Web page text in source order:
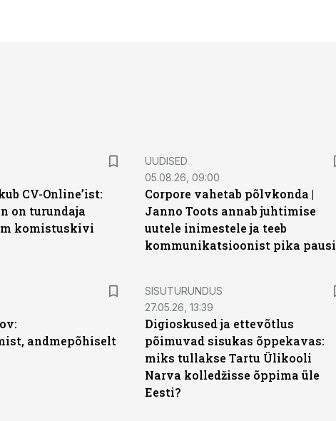
CV-Online’ist:
on turundaja
komistuskivi
UUDISED
05.08.26, 09:00
Corpore vahetab põlvkonda |
Janno Toots annab juhtimise
uutele inimestele ja teeb
kommunikatsioonist pika pausi
andmepõhiselt
ST
SISUTURUNDUS
27.05.26, 13:39
Digioskused ja ettevõtlus
põimuvad sisukas õppekavas:
miks tullakse Tartu Ülikooli
Narva kolledžisse õppima üle
Eesti?